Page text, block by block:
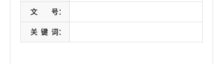
文 号：
关 键 词：